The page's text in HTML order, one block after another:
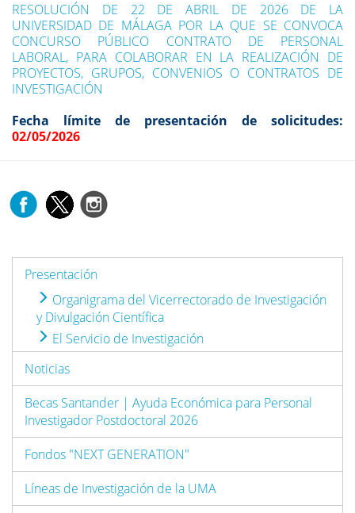
RESOLUCIÓN DE 22 DE ABRIL DE 2026 DE LA
UNIVERSIDAD DE MÁLAGA POR LA QUE SE CONVOCA
CONCURSO PÚBLICO CONTRATO DE PERSONAL
LABORAL, PARA COLABORAR EN LA REALIZACIÓN DE
PROYECTOS, GRUPOS, CONVENIOS O CONTRATOS DE
INVESTIGACIÓN
Fecha límite de presentación de solicitudes:
02/05/2026
Presentación
Organigrama del Vicerrectorado de Investigación
y Divulgación Científica
El Servicio de Investigación
Noticias
Becas Santander | Ayuda Económica para Personal
Investigador Postdoctoral 2026
Fondos "NEXT GENERATION"
Líneas de Investigación de la UMA